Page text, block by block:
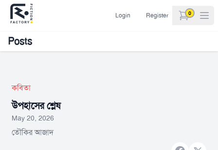
Login Register 0
items in
Posts
কবিতা
উপহাসের শ্লেষ
May 20, 2026
তৌকির আজাদ